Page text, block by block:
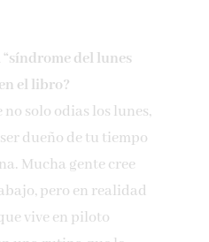
“síndrome del lunes
el libro?
no solo odias los lunes,
dueño de tu tiempo
Mucha gente cree
pero en realidad
vive en piloto